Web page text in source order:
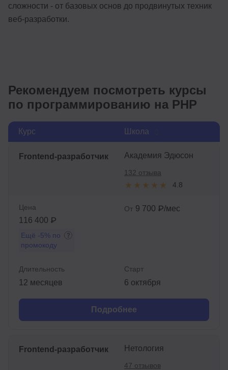
сложности - от базовых основ до продвинутых техник
веб-разработки.
Рекомендуем посмотреть курсы
по программированию на PHP
Курс Школа
Frontend-разработчик Академия Эдюсон
4.8
132 отзыва
Цена
116 400 ₽
Ещё -5% по
промокоду
От 9 700 ₽/мес
Длительность
12 месяцев
Старт
6 октября
Подробнее
Frontend-разработчик Нетология
47 отзывов